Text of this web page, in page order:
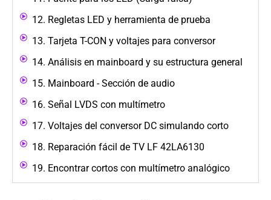
12. Regletas LED y herramienta de prueba
13. Tarjeta T-CON y voltajes para conversor
14. Análisis en mainboard y su estructura general
15. Mainboard - Sección de audio
16. Señal LVDS con multímetro
17. Voltajes del conversor DC simulando corto
18. Reparación fácil de TV LF 42LA6130
19. Encontrar cortos con multímetro analógico